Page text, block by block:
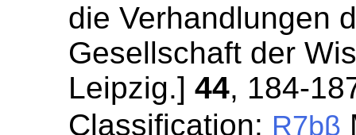
die Verhandlungen
Gesellschaft der
Leipzig.]44, 184-
Classification: R7bβ